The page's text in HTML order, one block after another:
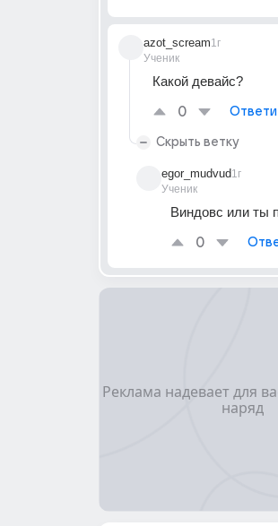
azot_scream
Ученик
1г
Какой девайс?
0
Скрыть ветку
egor_mudvud
Ученик
1г
Виндовс или ты
0